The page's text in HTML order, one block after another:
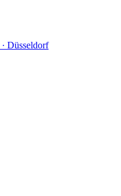
Düsseldorf